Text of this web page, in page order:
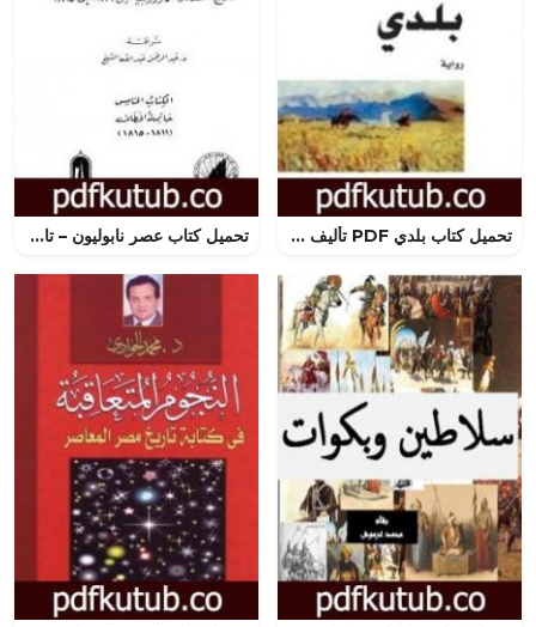
تحميل كتاب بلدي PDF تأليف رسول حمزاتوف مجانا [كامل] تحميل كتاب عصر نابوليون – تاريخ الحضارة الأوروبية من 1789 إلى 1815 – الجزء الخامس PDF تأليف ول ديورانت مجانا [كامل]